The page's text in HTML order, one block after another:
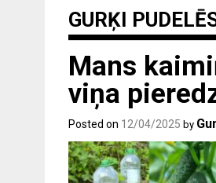
GURĶI
Mans
viņa
Posted on 12/04/2025 by